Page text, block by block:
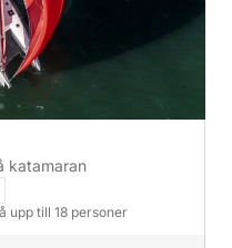
katamaran
upp till 18 personer